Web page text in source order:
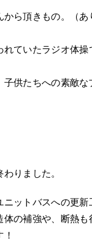
から頂きもの。（あ
れていたラジオ体操
子供たちへの素敵な
りました。
ットバスへの更新
体の補強や、断熱も